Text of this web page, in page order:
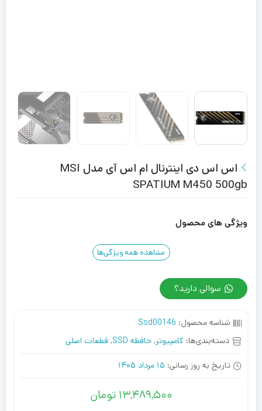
اس اس دی اینترنال ام اس آی مدل MSI
SPATIUM M450 500gb
ویژگی های محصول
مشاهده همه ویژگی‌ها
سوالی دارید؟
شناسه محصول: Ssd00146
دسته‌بندی‌ها: کامپیوتر, حافظه SSD , قطعات اصلی
تاریخ به روز رسانی: 15 مرداد 1405
13,489,500 تومان